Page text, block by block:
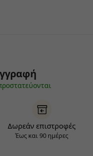
Δωρεάν επιστροφές
Έως και 90 ημέρες